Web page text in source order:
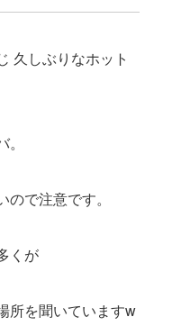
久しぶりなホット
で注意です。
くが
所を聞いていますw